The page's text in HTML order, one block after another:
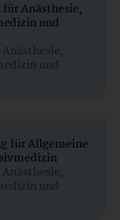
Anästhesie,
und
und
für Allgemeine
und